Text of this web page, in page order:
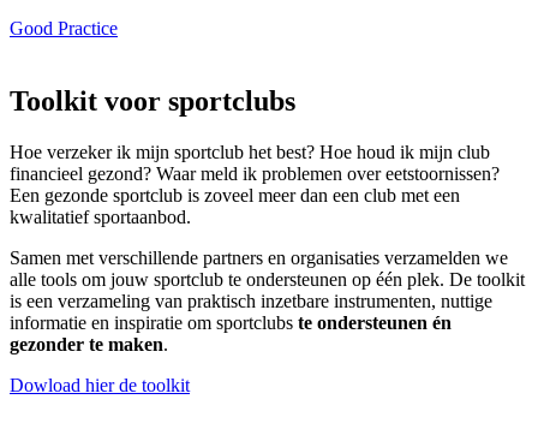
Good Practice
Toolkit voor sportclubs
Hoe verzeker ik mijn sportclub het best? Hoe houd ik mijn club
financieel gezond? Waar meld ik problemen over eetstoornissen?
Een gezonde sportclub is zoveel meer dan een club met een
kwalitatief sportaanbod.
Samen met verschillende partners en organisaties verzamelden we
alle tools om jouw sportclub te ondersteunen op één plek. De toolkit
is een verzameling van praktisch inzetbare instrumenten, nuttige
informatie en inspiratie om sportclubs te ondersteunen én
gezonder te maken.
Dowload hier de toolkit